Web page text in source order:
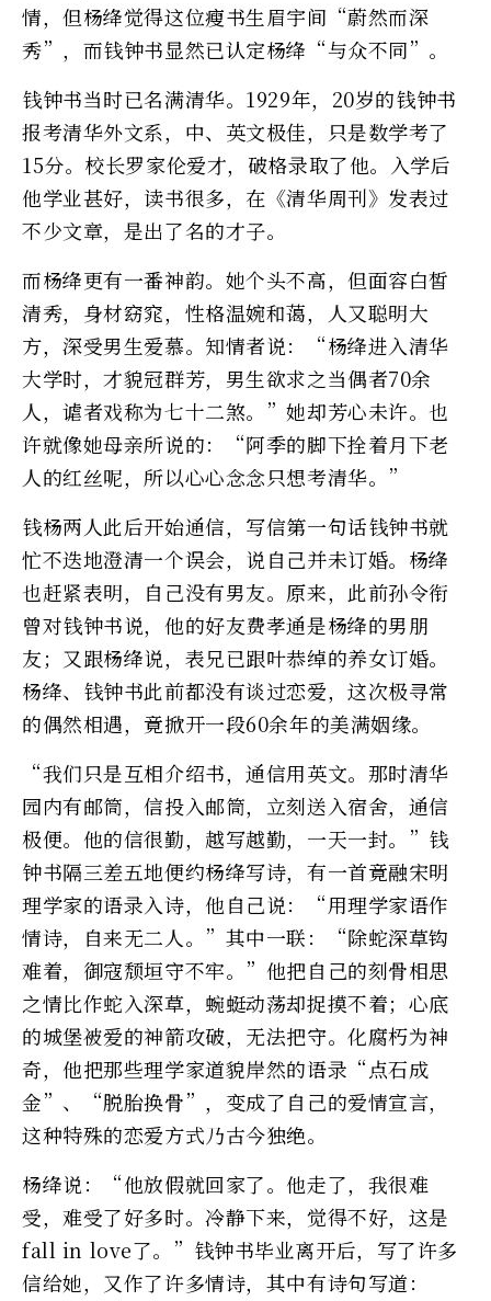
情，但杨绛觉得这位瘦书生眉宇间“蔚然而深
秀”，而钱钟书显然已认定杨绛“与众不同”。
钱钟书当时已名满清华。1929年，20岁的钱钟书
报考清华外文系，中、英文极佳，只是数学考了
15分。校长罗家伦爱才，破格录取了他。入学后
他学业甚好，读书很多，在《清华周刊》发表过
不少文章，是出了名的才子。
而杨绛更有一番神韵。她个头不高，但面容白皙
清秀，身材窈窕，性格温婉和蔼，人又聪明大
方，深受男生爱慕。知情者说：“杨绛进入清华
大学时，才貌冠群芳，男生欲求之当偶者70余
人，谑者戏称为七十二煞。”她却芳心未许。也
许就像她母亲所说的：“阿季的脚下拴着月下老
人的红丝呢，所以心心念念只想考清华。”
钱杨两人此后开始通信，写信第一句话钱钟书就
忙不迭地澄清一个误会，说自己并未订婚。杨绛
也赶紧表明，自己没有男友。原来，此前孙令衔
曾对钱钟书说，他的好友费孝通是杨绛的男朋
友；又跟杨绛说，表兄已跟叶恭绰的养女订婚。
杨绛、钱钟书此前都没有谈过恋爱，这次极寻常
的偶然相遇，竟掀开一段60余年的美满姻缘。
“我们只是互相介绍书，通信用英文。那时清华
园内有邮筒，信投入邮筒，立刻送入宿舍，通信
极便。他的信很勤，越写越勤，一天一封。”钱
钟书隔三差五地便约杨绛写诗，有一首竟融宋明
理学家的语录入诗，他自己说：“用理学家语作
情诗，自来无二人。”其中一联：“除蛇深草钩
难着，御寇颓垣守不牢。”他把自己的刻骨相思
之情比作蛇入深草，蜿蜓动荡却捉摸不着；心底
的城堡被爱的神箭攻破，无法把守。化腐朽为神
奇，他把那些理学家道貌岸然的语录“点石成
金”、“脱胎换骨”，变成了自己的爱情宣言，
这种特殊的恋爱方式乃古今独绝。
杨绛说：“他放假就回家了。他走了，我很难
受，难受了好多时。冷静下来，觉得不好，这是
fall in love了。”钱钟书毕业离开后，写了许多
信给她，又作了许多情诗，其中有诗句写道：